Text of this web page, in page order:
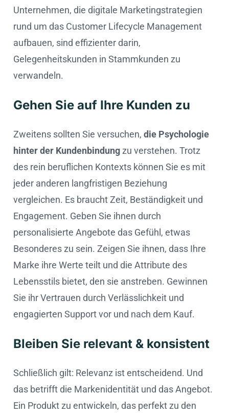
Unternehmen, die digitale Marketingstrategien
rund um das Customer Lifecycle Management
aufbauen, sind effizienter darin,
Gelegenheitskunden in Stammkunden zu
verwandeln.
Gehen Sie auf Ihre Kunden zu
Zweitens sollten Sie versuchen, die Psychologie
hinter der Kundenbindungzu verstehen. Trotz
des rein beruflichen Kontexts können Sie es mit
jeder anderen langfristigen Beziehung
vergleichen. Es braucht Zeit, Beständigkeit und
Engagement. Geben Sie ihnen durch
personalisierte Angebote das Gefühl, etwas
Besonderes zu sein. Zeigen Sie ihnen, dass Ihre
Marke ihre Werte teilt und die Attribute des
Lebensstils bietet, den sie anstreben. Gewinnen
Sie ihr Vertrauen durch Verlässlichkeit und
engagierten Support vor und nach dem Kauf.
Bleiben Sie relevant & konsistent
Schließlich gilt: Relevanz ist entscheidend. Und
das betrifft die Markenidentität und das Angebot.
Ein Produkt zu entwickeln, das perfekt zu den